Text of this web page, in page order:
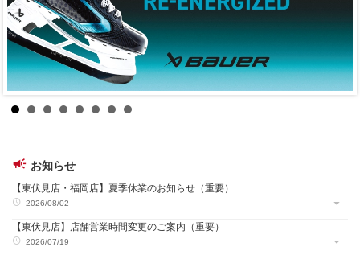
お知らせ
【東伏見店・福岡店】夏季休業のお知らせ（重要）
2026/08/02
【東伏見店】店舗営業時間変更のご案内（重要）
2026/07/19